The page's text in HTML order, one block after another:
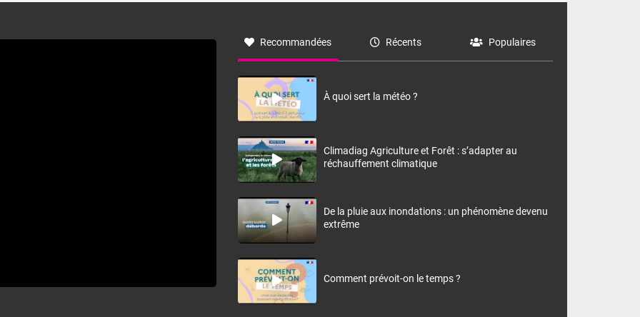
à nord-ouest, dans un secteur qui part du Roussillon à la
monts, en allusion aux régions montagneuses d’où
Recommandées Récents Populaires
À quoi sert la météo ?
Climadiag Agriculture et Forêt : s’adapter au
réchauffement climatique
De la pluie aux inondations : un phénomène devenu
extrême
Comment prévoit-on le temps ?